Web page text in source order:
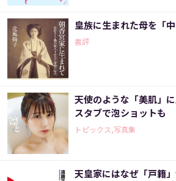
皇族に生まれた母を「
書評
天使のような「美肌」
スタブで泡ショットも
トピックス,写真集
天皇家にはなぜ「戸籍